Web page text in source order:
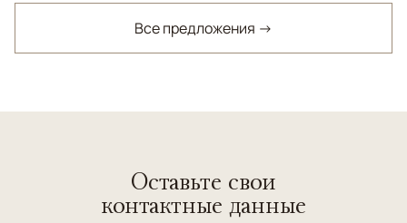
Все предложения →
Оставьте свои
контактные данные